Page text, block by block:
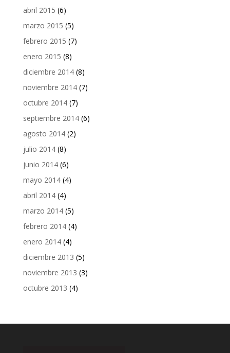
abril 2015 (6)
marzo 2015 (5)
febrero 2015 (7)
enero 2015 (8)
diciembre 2014(8)
noviembre 2014(7)
octubre 2014(7)
septiembre 2014(6)
agosto 2014(2)
julio 2014(8)
junio 2014(6)
mayo 2014(4)
abril 2014(4)
marzo 2014(5)
febrero 2014(4)
enero 2014(4)
diciembre 2013 (5)
noviembre 2013 (3)
octubre 2013 (4)